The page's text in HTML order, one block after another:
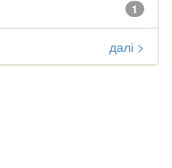
1
далі >